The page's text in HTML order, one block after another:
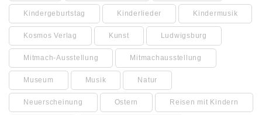
Kindergeburtstag Kinderlieder Kindermusik
Kosmos Verlag Kunst Ludwigsburg
Mitmach-Ausstellung Mitmachausstellung
Museum Musik Natur
Neuerscheinung Ostern Reisen mit Kindern